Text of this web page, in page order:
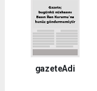
gazeteAdi